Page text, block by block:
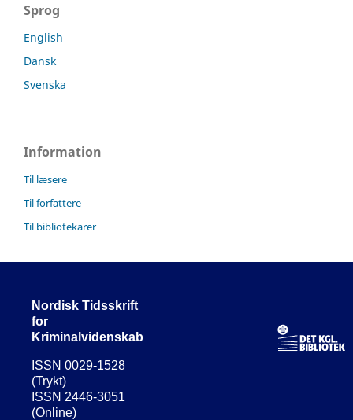
Sprog
English
Dansk
Svenska
Information
Til læsere
Til forfattere
Til bibliotekarer
Nordisk Tidsskrift
for
Kriminalvidenskab
ISSN 0029-1528
(Trykt)
ISSN 2446-3051
(Online)